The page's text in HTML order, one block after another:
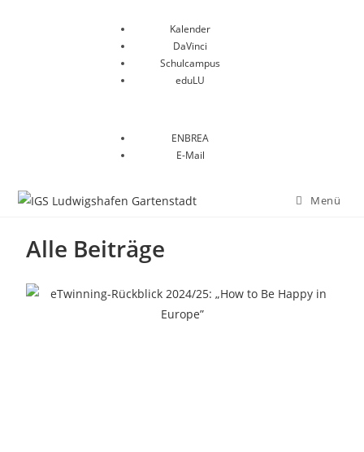
Kalender
DaVinci
Schulcampus
eduLU
ENBREA
E-Mail
Menü
Alle Beiträge